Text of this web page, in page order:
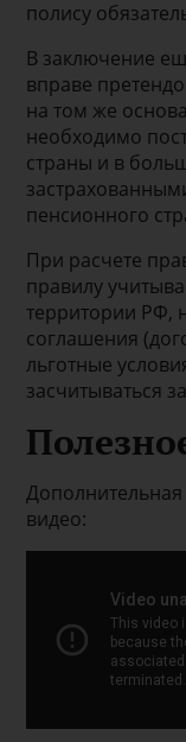
полису
В заключение
вправе
на том же
необходимо
страны и в
пенсионного
При расчете
правилу
территории РФ,
соглашения
льготные
засчитываться
видео: